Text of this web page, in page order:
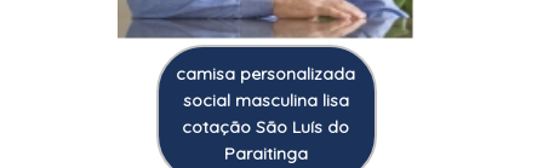
camisa personalizada
social masculina lisa
cotação São Luís do
Paraitinga